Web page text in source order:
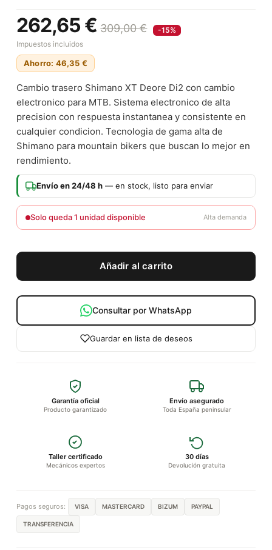
262,65 € 309,00 €
-15%
Impuestos incluidos
Ahorro: 46,35 €
Cambio trasero Shimano XT Deore Di2 con cambio
electronico para MTB. Sistema electronico de alta
precision con respuesta instantanea y consistente en
cualquier condicion. Tecnologia de gama alta de
Shimano para mountain bikers que buscan lo mejor en
rendimiento.
Envío en 24/48 h — en stock, listo para enviar
Solo queda 1 unidad disponible Alta demanda
Añadir al carrito
Consultar por WhatsApp
Guardar en lista de deseos
Garantía oficial
Producto garantizado
Envío asegurado
Toda España peninsular
Taller certificado
Mecánicos expertos
30 días
Devolución gratuita
Pagos seguros: VISA MASTERCARD BIZUM PAYPAL
TRANSFERENCIA